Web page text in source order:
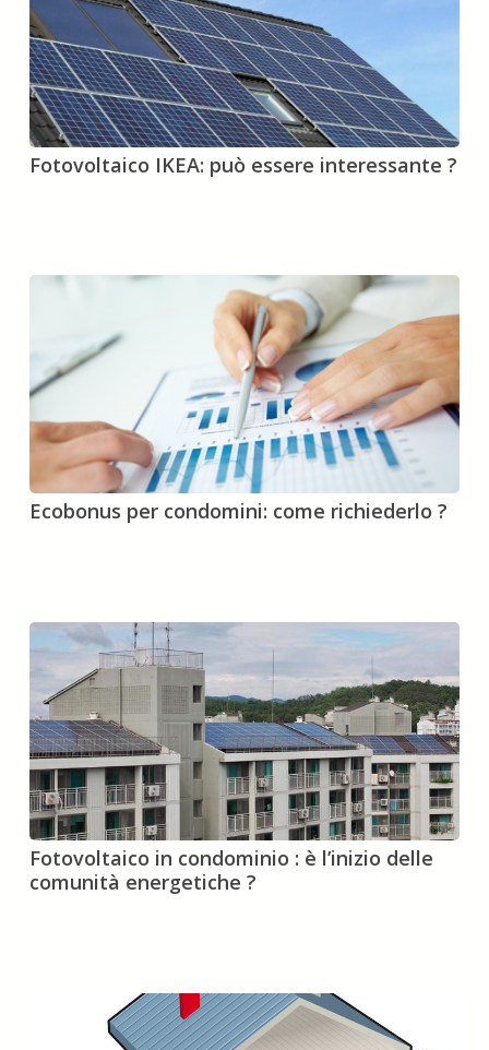
Fotovoltaico
IKEA:
Fotovoltaico IKEA: può essere interessante ?
Ecobonus
per
Ecobonus per condomini: come richiederlo ?
Fotovoltaico
in
condominio
energetiche
Fotovoltaico in condominio : è l’inizio delle
comunità energetiche ?